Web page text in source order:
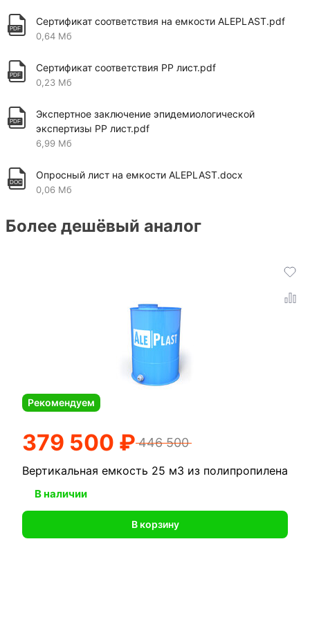
Однако в любом случае их производство происходит
с учетом существующих требований и норм, что
безопасное и соответствующее заданным габаритам
изделие.Сфера применения пластиковых
накопительных баков довольно разнообразна. Их
активно используют с целью хранения следующих
жидкостей и веществ:
• бензин, дизельное топливо, различные
нефтепродукты;
• химические вещества и реагенты;
• солярка.
можно создать колодец вне дома, установив баки
цилиндрической формы в бетонные кольца.
Возможно использовать:
для воды на дачу
для питьевой воды, для горячей воды, для
для хранения дизельного топлива (дизтоплива
для нефтепродуктов
для бензина
для гсм
Более дешёвый аналог
Вертикальная емкость 25 м3 из полипропилена
Рекомендуем
В наличии
379 500 ₽ 446 500
В корзину
Сертификат соответствия на емкости ALEPLAST.pdf
0,64 Мб
Сертификат соответствия PP лист.pdf
0,23 Мб
Экспертное заключение эпидемиологической
экспертизы PP лист.pdf
6,99 Мб
Опросный лист на емкости ALEPLAST.docx
0,06 Мб